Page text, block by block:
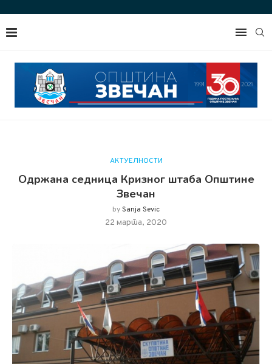
АКТУЕЛНОСТИ
Одржана седница Кризног штаба Општине
Звечан
bySanja Sevic
22 марта, 2020